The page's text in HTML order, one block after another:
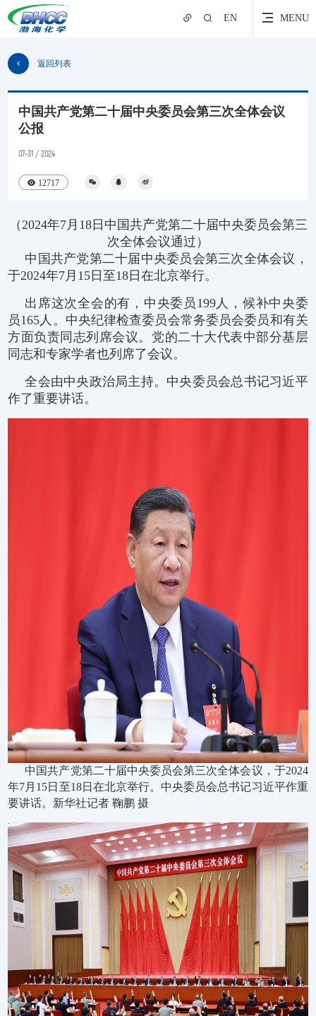
EN MENU
返回列表
中国共产党第二十届中央委员会第三次全体会议
公报
07-31 / 2024
12717
（2024年7月18日中国共产党第二十届中央委员会第三
次全体会议通过）
中国共产党第二十届中央委员会第三次全体会议，
于2024年7月15日至18日在北京举行。
出席这次全会的有，中央委员199人，候补中央委
员165人。中央纪律检查委员会常务委员会委员和有关
方面负责同志列席会议。党的二十大代表中部分基层
同志和专家学者也列席了会议。
全会由中央政治局主持。中央委员会总书记习近平
作了重要讲话。
中国共产党第二十届中央委员会第三次全体会议，于2024
年7月15日至18日在北京举行。中央委员会总书记习近平作重
要讲话。新华社记者 鞠鹏 摄